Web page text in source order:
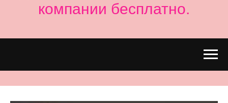
компании бесплатно.